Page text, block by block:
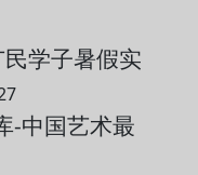
学子暑假实
-中国艺术最